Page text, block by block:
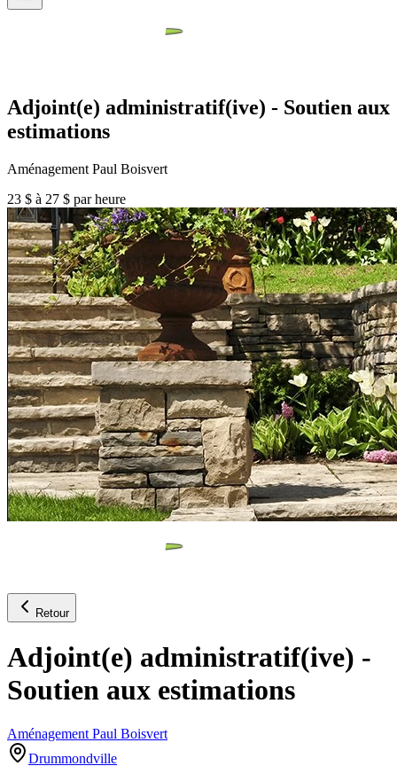
Adjoint(e) administratif(ive) - Soutien aux
estimations
Aménagement Paul Boisvert
23 $ à 27 $ par heure
Retour
Adjoint(e) administratif(ive) -
Soutien aux estimations
Aménagement Paul Boisvert
Drummondville